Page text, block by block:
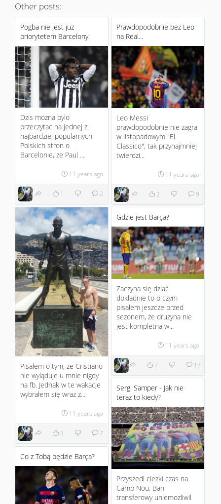
Other posts:
Pogba nie jest juz
priorytetem Barcelony.
Dzis mozna bylo
przeczytac na jednej z
najbardziej popularnych
Polskich stron o
Barcelonie, ze Paul ...
11 years ago
1 2
Prawdopodobnie bez Leo
na Real...
Leo Messi
prawdopodobnie nie zagra
w listopadowym "El
Classico", tak przynajmniej
twierdzi...
11 years ago
2 9
Pisałem o tym, że Cristiano
nie wyląduje u mnie nigdy
na fb. Jednak w te wakacje
wybrałem się wraz z...
11 years ago
3 7
Gdzie jest Barça?
Zaczyna się dziać
dokładnie to o czym
pisałem jeszcze przed
sezonem, że drużyna nie
jest kompletna w...
11 years ago
2 13
Sergi Samper - Jak nie
teraz to kiedy?
Przyszedl ciezki czas na
Camp Nou. Ban
transferowy uniemozliwil
Co z Tobą będzie Barça?